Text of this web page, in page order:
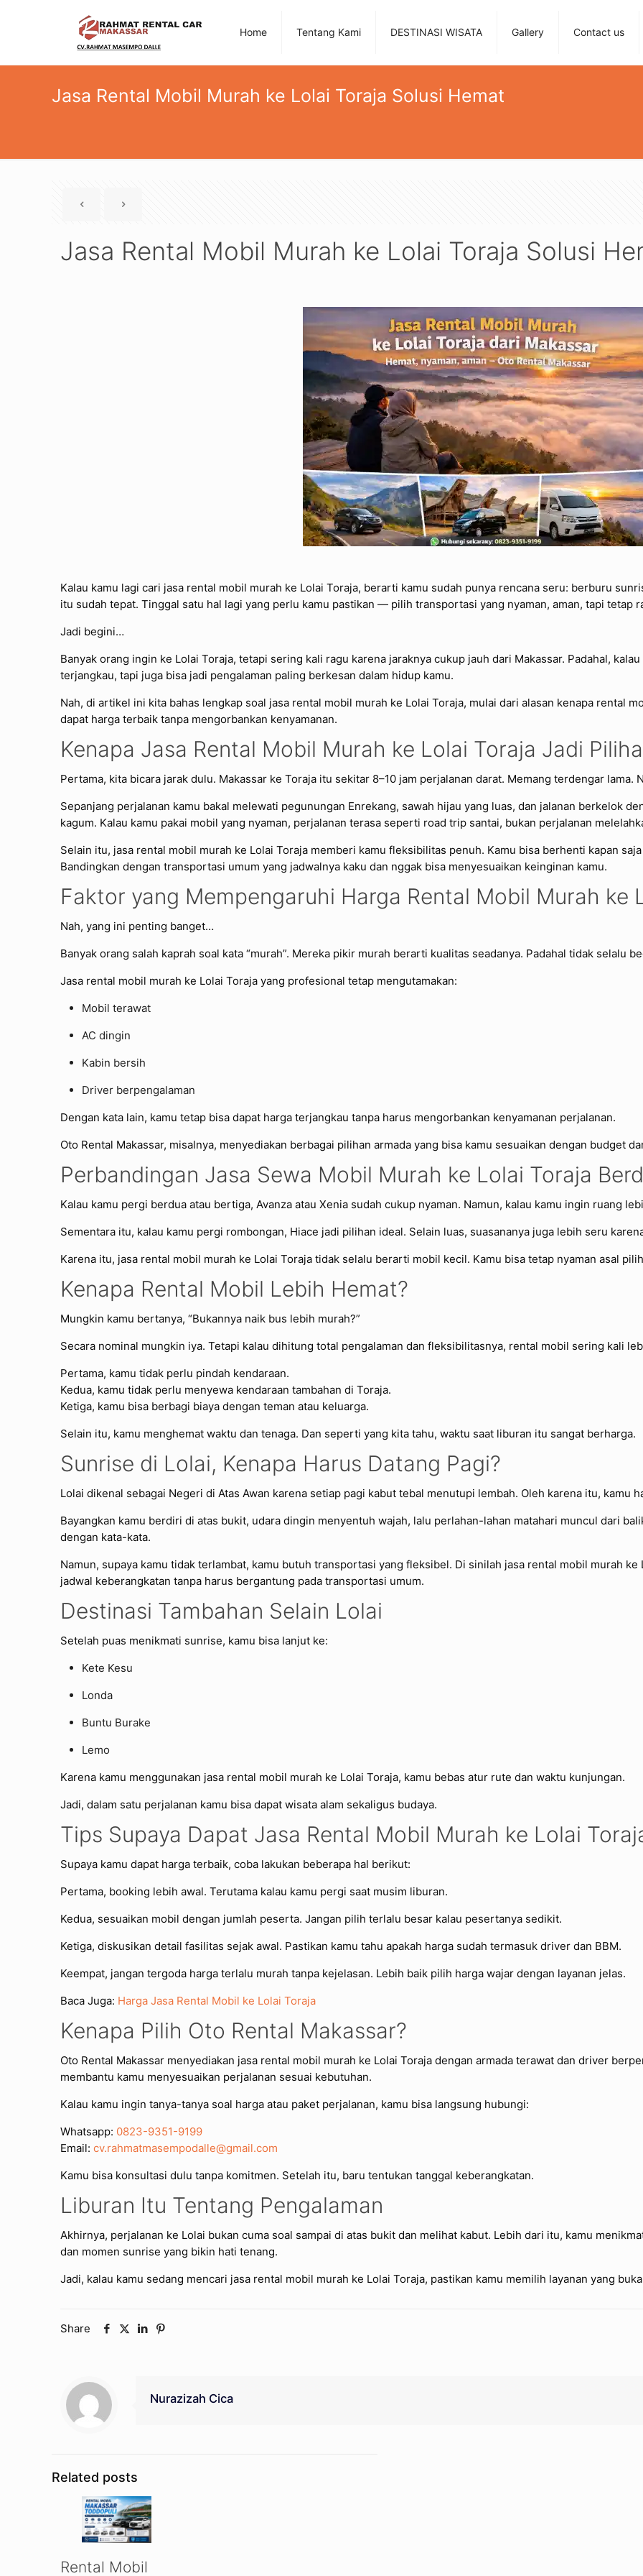
Home Tentang Kami DESTINASI WISATA Gallery Contact us
Jasa Rental Mobil Murah ke Lolai Toraja Solusi Hemat
Jasa Rental Mobil Murah ke Lolai Toraja Solusi
Kalau kamu lagi cari jasa rental mobil murah ke Lolai Toraja, berarti kamu sudah punya rencana seru: berburu
itu sudah tepat. Tinggal satu hal lagi yang perlu kamu pastikan — pilih transportasi yang nyaman, aman, tapi tetap
Jadi begini…
Banyak orang ingin ke Lolai Toraja, tetapi sering kali ragu karena jaraknya cukup jauh dari Makassar. Padahal,
terjangkau, tapi juga bisa jadi pengalaman paling berkesan dalam hidup kamu.
Nah, di artikel ini kita bahas lengkap soal jasa rental mobil murah ke Lolai Toraja, mulai dari alasan kenapa rental
dapat harga terbaik tanpa mengorbankan kenyamanan.
Kenapa Jasa Rental Mobil Murah ke Lolai Toraja Jadi
Pertama, kita bicara jarak dulu. Makassar ke Toraja itu sekitar 8–10 jam perjalanan darat. Memang terdengar lama.
Sepanjang perjalanan kamu bakal melewati pegunungan Enrekang, sawah hijau yang luas, dan jalanan berkelok
kagum. Kalau kamu pakai mobil yang nyaman, perjalanan terasa seperti road trip santai, bukan perjalanan
Selain itu, jasa rental mobil murah ke Lolai Toraja memberi kamu fleksibilitas penuh. Kamu bisa berhenti kapan
Bandingkan dengan transportasi umum yang jadwalnya kaku dan nggak bisa menyesuaikan keinginan kamu.
Faktor yang Mempengaruhi Harga Rental Mobil Murah ke
Nah, yang ini penting banget…
Banyak orang salah kaprah soal kata “murah”. Mereka pikir murah berarti kualitas seadanya. Padahal tidak selalu
Jasa rental mobil murah ke Lolai Toraja yang profesional tetap mengutamakan:
Mobil terawat
AC dingin
Kabin bersih
Driver berpengalaman
Dengan kata lain, kamu tetap bisa dapat harga terjangkau tanpa harus mengorbankan kenyamanan perjalanan.
Oto Rental Makassar, misalnya, menyediakan berbagai pilihan armada yang bisa kamu sesuaikan dengan budget
Perbandingan Jasa Sewa Mobil Murah ke Lolai Toraja
Kalau kamu pergi berdua atau bertiga, Avanza atau Xenia sudah cukup nyaman. Namun, kalau kamu ingin ruang
Sementara itu, kalau kamu pergi rombongan, Hiace jadi pilihan ideal. Selain luas, suasananya juga lebih seru
Karena itu, jasa rental mobil murah ke Lolai Toraja tidak selalu berarti mobil kecil. Kamu bisa tetap nyaman asal
Kenapa Rental Mobil Lebih Hemat?
Mungkin kamu bertanya, “Bukannya naik bus lebih murah?”
Secara nominal mungkin iya. Tetapi kalau dihitung total pengalaman dan fleksibilitasnya, rental mobil sering kali
Pertama, kamu tidak perlu pindah kendaraan.
Kedua, kamu tidak perlu menyewa kendaraan tambahan di Toraja.
Ketiga, kamu bisa berbagi biaya dengan teman atau keluarga.
Selain itu, kamu menghemat waktu dan tenaga. Dan seperti yang kita tahu, waktu saat liburan itu sangat berharga.
Sunrise di Lolai, Kenapa Harus Datang Pagi?
Lolai dikenal sebagai Negeri di Atas Awan karena setiap pagi kabut tebal menutupi lembah. Oleh karena itu, kamu
Bayangkan kamu berdiri di atas bukit, udara dingin menyentuh wajah, lalu perlahan-lahan matahari muncul dari
dengan kata-kata.
Namun, supaya kamu tidak terlambat, kamu butuh transportasi yang fleksibel. Di sinilah jasa rental mobil murah
jadwal keberangkatan tanpa harus bergantung pada transportasi umum.
Destinasi Tambahan Selain Lolai
Setelah puas menikmati sunrise, kamu bisa lanjut ke:
Kete Kesu
Londa
Buntu Burake
Lemo
Karena kamu menggunakan jasa rental mobil murah ke Lolai Toraja, kamu bebas atur rute dan waktu kunjungan.
Jadi, dalam satu perjalanan kamu bisa dapat wisata alam sekaligus budaya.
Tips Supaya Dapat Jasa Rental Mobil Murah ke Lolai
Supaya kamu dapat harga terbaik, coba lakukan beberapa hal berikut:
Pertama, booking lebih awal. Terutama kalau kamu pergi saat musim liburan.
Kedua, sesuaikan mobil dengan jumlah peserta. Jangan pilih terlalu besar kalau pesertanya sedikit.
Ketiga, diskusikan detail fasilitas sejak awal. Pastikan kamu tahu apakah harga sudah termasuk driver dan BBM.
Keempat, jangan tergoda harga terlalu murah tanpa kejelasan. Lebih baik pilih harga wajar dengan layanan jelas.
Baca Juga: Harga Jasa Rental Mobil ke Lolai Toraja
Kenapa Pilih Oto Rental Makassar?
Oto Rental Makassar menyediakan jasa rental mobil murah ke Lolai Toraja dengan armada terawat dan driver
membantu kamu menyesuaikan perjalanan sesuai kebutuhan.
Kalau kamu ingin tanya-tanya soal harga atau paket perjalanan, kamu bisa langsung hubungi:
Whatsapp: 0823-9351-9199
Email: cv.rahmatmasempodalle@gmail.com
Kamu bisa konsultasi dulu tanpa komitmen. Setelah itu, baru tentukan tanggal keberangkatan.
Liburan Itu Tentang Pengalaman
Akhirnya, perjalanan ke Lolai bukan cuma soal sampai di atas bukit dan melihat kabut. Lebih dari itu, kamu
dan momen sunrise yang bikin hati tenang.
Jadi, kalau kamu sedang mencari jasa rental mobil murah ke Lolai Toraja, pastikan kamu memilih layanan yang
Share
Nurazizah Cica
Related posts
Rental Mobil